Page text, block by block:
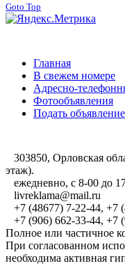
Goto Top
Главная
В свежем номере
Адресно-
Фотообъявления
Подать объявление
303850, Орловская
этаж).
ежедневно, с 8-00 до
livreklama@mail.ru
+7 (48677) 7-22-44, +7
+7 (906) 662-33-44, +7
Полное или частичное
При согласованном
необходима активная